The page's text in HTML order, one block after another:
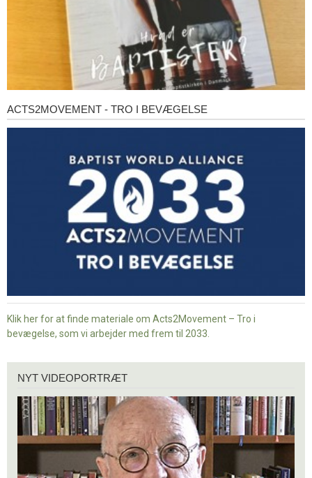
Acts2Movement
ACTS2MOVEMENT - TRO I BEVÆGELSE
Klik her for at finde materiale om Acts2Movement – Tro i
bevægelse, som vi arbejder med frem til 2033.
videoportræt
NYT VIDEOPORTRÆT